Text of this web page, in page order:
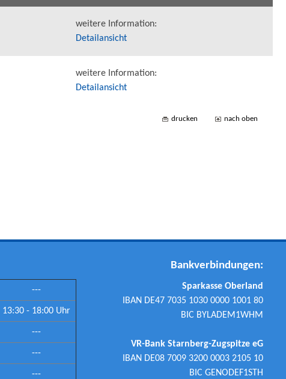
weitere Information:
Detailansicht
weitere Information:
Detailansicht
drucken nach oben
---
13:30 - 18:00 Uhr
---
---
---
Bankverbindungen:
Sparkasse Oberland
IBAN DE47 7035 1030 0000 1001 80
BIC BYLADEM1WHM
VR-Bank Starnberg-Zugspitze eG
IBAN DE08 7009 3200 0003 2105 10
BIC GENODEF1STH